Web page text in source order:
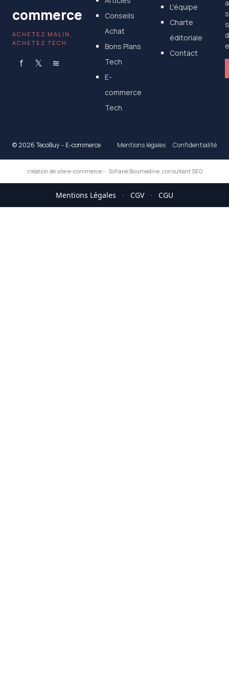
commerce
ACHETEZ MALIN,
ACHETEZ TECH
f 𝕏 ≋
Conseils
Achat
Bons Plans
Tech
E-
commerce
Tech
L'équipe
Charte
éditoriale
Contact
© 2026 TecoBuy - E-commerce Mentions légales Confidentialité
création de site e-commerce— Sofiane Boumedine, consultant SEO
Mentions Légales · CGV · CGU